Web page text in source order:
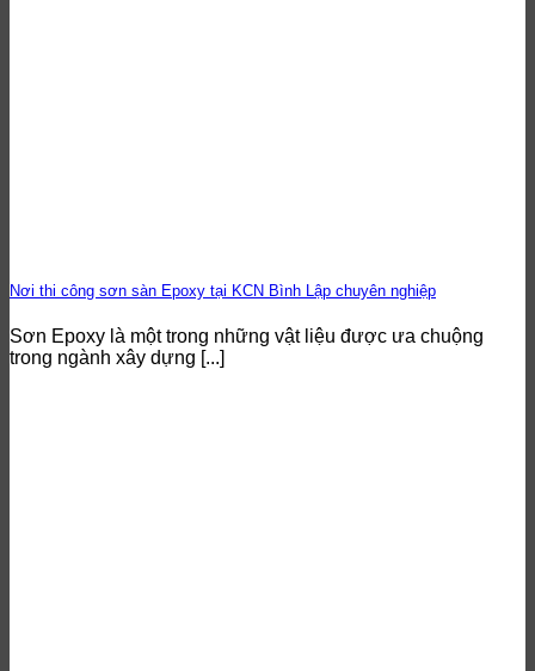
Nơi thi công sơn sàn Epoxy tại KCN Bình Lập chuyên nghiệp
Sơn Epoxy là một trong những vật liệu được ưa chuộng
trong ngành xây dựng [...]